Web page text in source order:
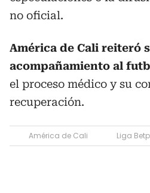
no oficial.
América de Cali reiteró
acompañamiento al
el proceso médico y su
recuperación.
América de Cali Liga